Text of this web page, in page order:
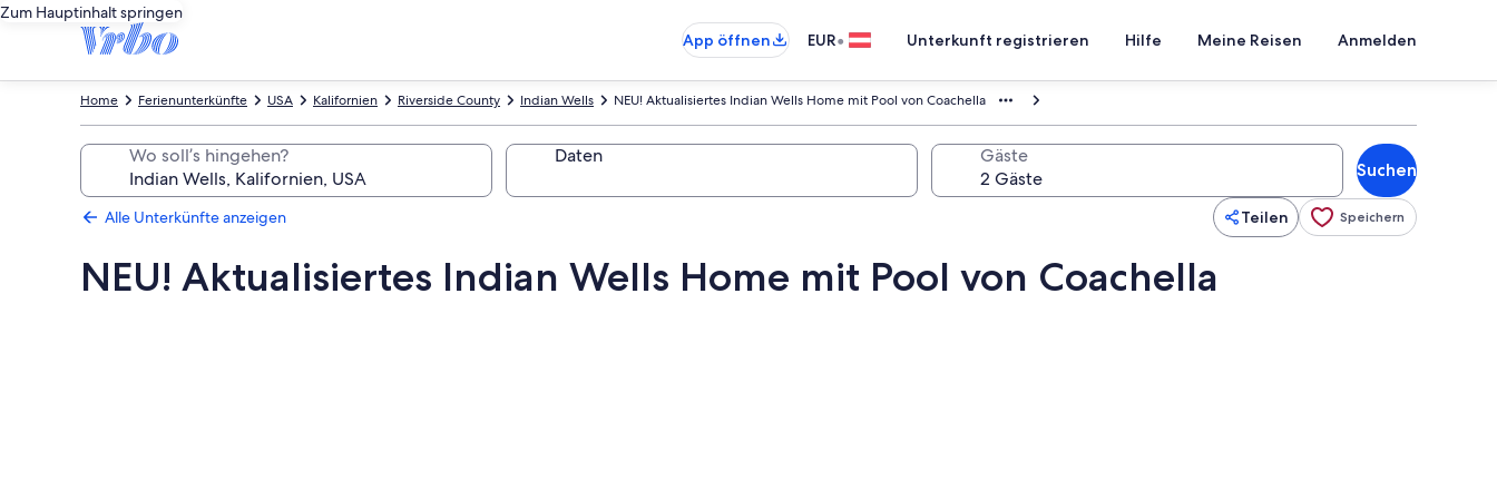
Zum Hauptinhalt springen
App öffnen
EUR• Unterkunft registrieren Hilfe Meine Reisen Anmelden
NEU! Aktualisiertes Indian Wells Home mit Pool von Coachella
Indian Wells
Riverside County
Kalifornien
USA
Ferienunterkünfte
Home
Wo soll’s hingehen? Daten Gäste
Suchen
Alle Unterkünfte anzeigen Teilen Speichern
NEU! Aktualisiertes Indian Wells Home mit Pool von Coachella